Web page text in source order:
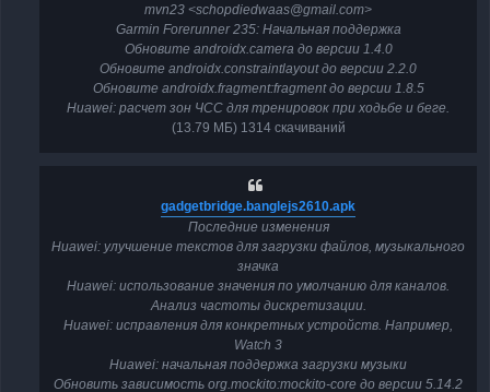
mvn23 <schopdiedwaas@gmail.com>
Garmin Forerunner 235: Начальная поддержка
Обновите androidx.camera до версии 1.4.0
Обновите androidx.constraintlayout до версии 2.2.0
Обновите androidx.fragment:fragment до версии 1.8.5
Huawei: расчет зон ЧСС для тренировок при ходьбе и беге.
(13.79 МБ) 1314 скачиваний
gadgetbridge.banglejs2610.apk
Последние изменения
Huawei: улучшение текстов для загрузки файлов, музыкального
значка
Huawei: использование значения по умолчанию для каналов.
Анализ частоты дискретизации.
Huawei: исправления для конкретных устройств. Например,
Watch 3
Huawei: начальная поддержка загрузки музыки
Обновить зависимость org.mockito:mockito-core до версии 5.14.2